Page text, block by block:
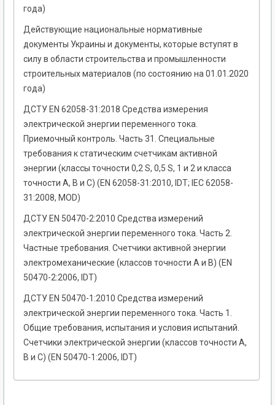
года)
Действующие национальные нормативные
документы Украины и документы, которые вступят в
силу в области строительства и промышленности
строительных материалов (по состоянию на 01.01.2020
года)
ДСТУ EN 62058-31:2018 Средства измерения
электрической энергии переменного тока.
Приемочный контроль. Часть 31. Специальные
требования к статическим счетчикам активной
энергии (классы точности 0,2 S, 0,5 S, 1 и 2 и класса
точности А, В и С) (EN 62058-31:2010, IDT; IEC 62058-
31:2008, MOD)
ДСТУ EN 50470-2:2010 Средства измерений
электрической энергии переменного тока. Часть 2.
Частные требования. Счетчики активной энергии
электромеханические (классов точности А и В) (EN
50470-2:2006, IDT)
ДСТУ EN 50470-1:2010 Средства измерений
электрической энергии переменного тока. Часть 1.
Общие требования, испытания и условия испытаний.
Счетчики электрической энергии (классов точности A,
B и C) (EN 50470-1:2006, IDT)